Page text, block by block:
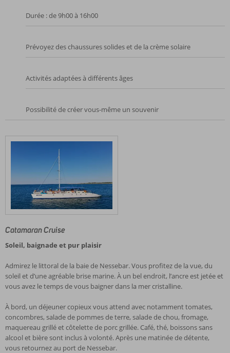
Durée : de 9h00 à 16h00
Prévoyez des chaussures solides et de la crème solaire
Activités adaptées à différents âges
Possibilité de créer vous-même un souvenir
Catamaran Cruise
Soleil, baignade et pur plaisir
Admirez le littoral de la baie de Nessebar. Vous profitez de la vue, du
soleil et d’une agréable brise marine. À un bel endroit, l’ancre est jetée et
vous avez le temps de vous baigner dans la mer cristalline.
À bord, un déjeuner copieux vous attend avec notamment tomates,
concombres, salade de pommes de terre, salade de chou, fromage,
maquereau grillé et côtelette de porc grillée. Café, thé, boissons sans
alcool et bière sont inclus à volonté. Après une matinée de détente,
vous retournez au port de Nessebar.